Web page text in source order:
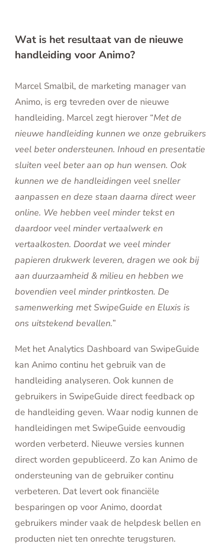
Wat is het resultaat van de nieuwe
handleiding voor Animo?
Marcel Smalbil, de marketing manager van
Animo, is erg tevreden over de nieuwe
handleiding. Marcel zegt hierover “Met de
nieuwe handleiding kunnen we onze gebruikers
veel beter ondersteunen. Inhoud en presentatie
sluiten veel beter aan op hun wensen. Ook
kunnen we de handleidingen veel sneller
aanpassen en deze staan daarna direct weer
online. We hebben veel minder tekst en
daardoor veel minder vertaalwerk en
vertaalkosten. Doordat we veel minder
papieren drukwerk leveren, dragen we ook bij
aan duurzaamheid & milieu en hebben we
bovendien veel minder printkosten. De
samenwerking met SwipeGuide en Eluxis is
ons uitstekend bevallen.”
Met het Analytics Dashboard van SwipeGuide
kan Animo continu het gebruik van de
handleiding analyseren. Ook kunnen de
gebruikers in SwipeGuide direct feedback op
de handleiding geven. Waar nodig kunnen de
handleidingen met SwipeGuide eenvoudig
worden verbeterd. Nieuwe versies kunnen
direct worden gepubliceerd. Zo kan Animo de
ondersteuning van de gebruiker continu
verbeteren. Dat levert ook financiële
besparingen op voor Animo, doordat
gebruikers minder vaak de helpdesk bellen en
producten niet ten onrechte terugsturen.